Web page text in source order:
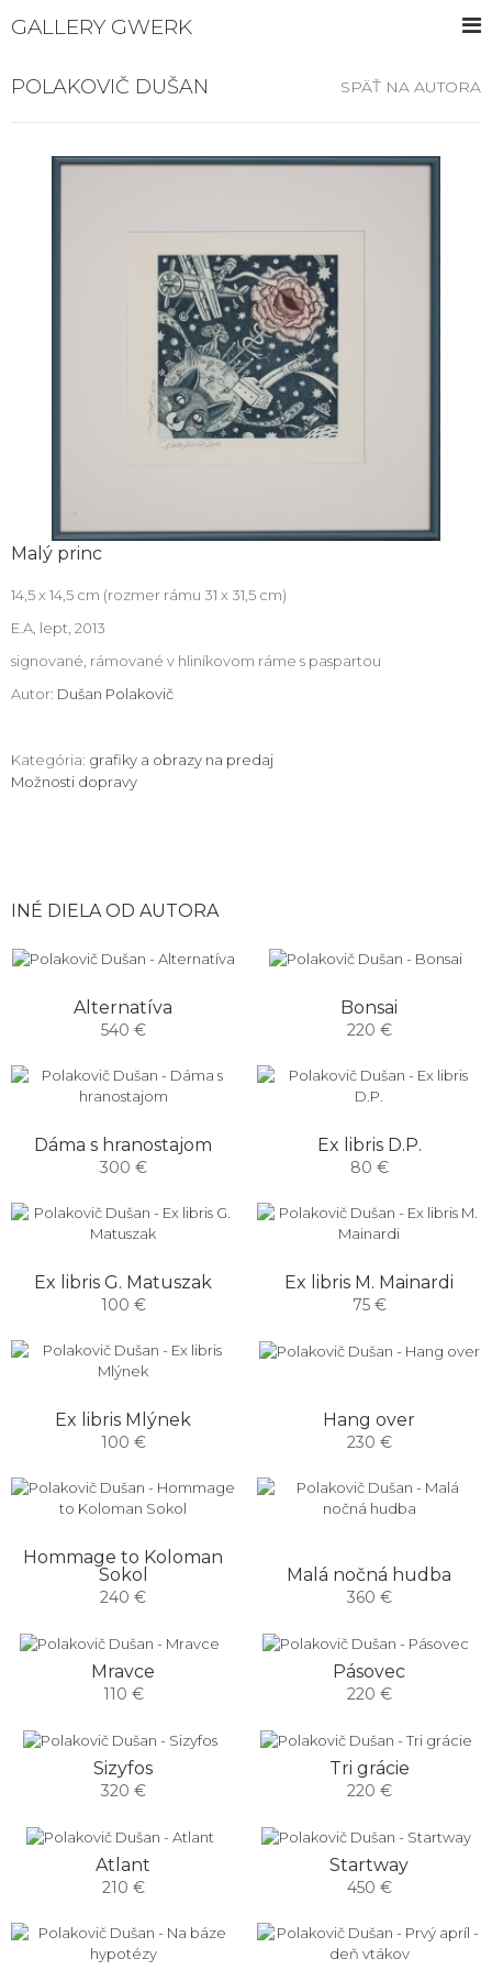
GALLERY GWERK
POLAKOVIČ DUŠAN SPÄŤ NA AUTORA
Malý princ
14,5 x 14,5 cm (rozmer rámu 31 x 31,5 cm)
E.A, lept, 2013
signované, rámované v hliníkovom ráme s paspartou
Autor: Dušan Polakovič
Kategória: grafiky a obrazy na predaj
Možnosti dopravy
INÉ DIELA OD AUTORA
Alternatíva
540 €
Bonsai
220 €
Dáma s hranostajom
300 €
Ex libris D.P.
80 €
Ex libris G. Matuszak
100 €
Ex libris M. Mainardi
75 €
Ex libris Mlýnek
100 €
Hang over
230 €
Hommage to Koloman
Sokol
240 €
Malá nočná hudba
360 €
Mravce
110 €
Pásovec
220 €
Sizyfos
320 €
Tri grácie
220 €
Atlant
210 €
Startway
450 €